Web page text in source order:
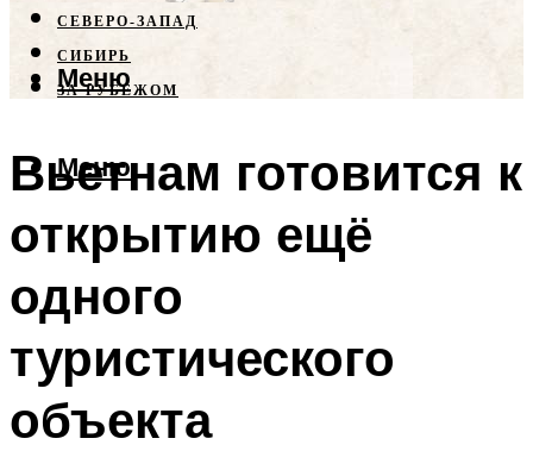
СЕВЕРО-ЗАПАД
СИБИРЬ
ЗА РУБЕЖОМ
Меню
Меню
Вьетнам готовится к
открытию ещё
одного
туристического
объекта